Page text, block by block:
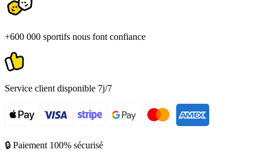
+600 000 sportifs nous font confiance
Service client disponible 7j/7
🔒 Paiement 100% sécurisé